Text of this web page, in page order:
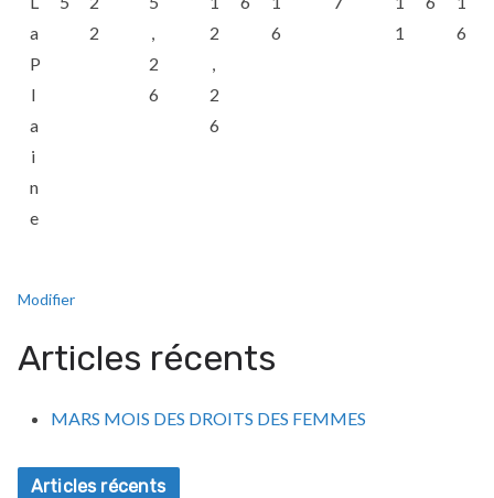
a
P
l
a
i
n
e
2
,
2
6
2
,
2
6
6
1
6
Modifier
Articles récents
MARS MOIS DES DROITS DES FEMMES
Articles récents